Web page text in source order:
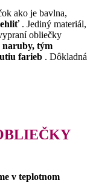
ako je bavlna,
. Jediný materiál,
obliečky
naruby, tým
farieb . Dôkladná
v teplotnom